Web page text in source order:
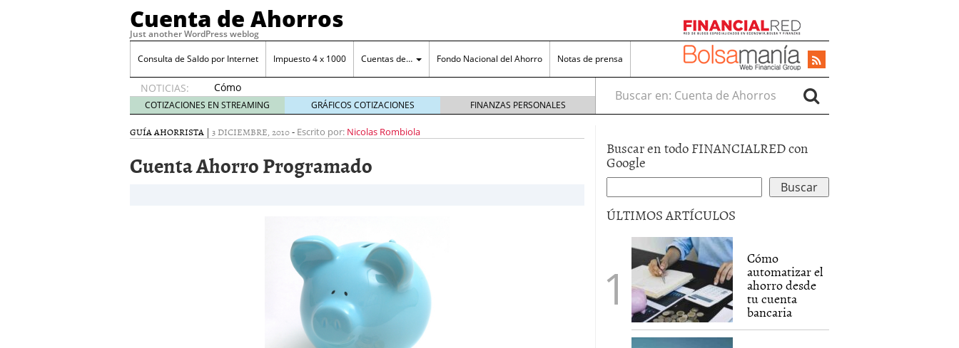
Cuenta de Ahorros
Just another WordPress weblog
Consulta de Saldo por Internet Impuesto 4 x 1000 Cuentas de… Fondo Nacional del Ahorro Notas de prensa
NOTICIAS:
Cómo
automatizar
el ahorro
desde tu
octubre
Costo del talonario para el manejo cuenta de ahorros
COTIZACIONES EN STREAMING GRÁFICOS COTIZACIONES FINANZAS PERSONALES
Buscar en:
GUÍA AHORRISTA | 3 DICIEMBRE, 2010- Escrito por: Nicolas Rombiola
Cuenta Ahorro Programado
Buscar en todo FINANCIALRED con
Google
ÚLTIMOS ARTÍCULOS
Cómo
automatizar el
ahorro desde
tu cuenta
bancaria